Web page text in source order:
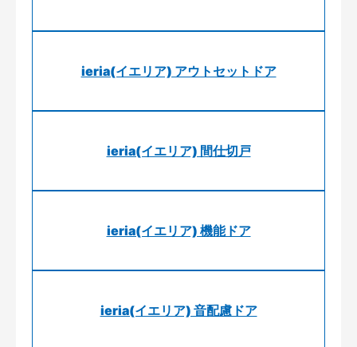
ieria(イエリア) アウトセットドア
ieria(イエリア) 間仕切戸
ieria(イエリア) 機能ドア
ieria(イエリア) 音配慮ドア